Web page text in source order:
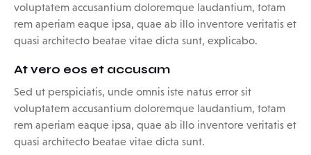
voluptatem accusantium doloremque laudantium, totam
rem aperiam eaque ipsa, quae ab illo inventore veritatis et
quasi architecto beatae vitae dicta sunt, explicabo.
At vero eos et accusam
Sed ut perspiciatis, unde omnis iste natus error sit
voluptatem accusantium doloremque laudantium, totam
rem aperiam eaque ipsa, quae ab illo inventore veritatis et
quasi architecto beatae vitae dicta sunt.